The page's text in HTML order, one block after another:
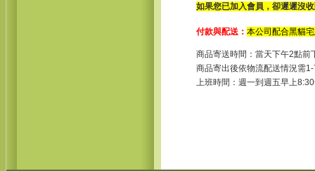
如果您已加入會員，卻遲遲沒
付款與配送： 本公司配合黑貓
商品寄送時間：當天下午2點前
商品寄出後依物流配送情況需
上班時間：週一到週五早上